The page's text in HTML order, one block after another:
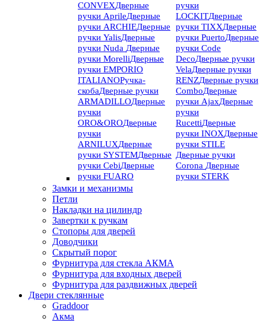
CONVEXДверные
ручки AprileДверные
ручки ARCHIEДверные
ручки YalisДверные
ручки Nuda Дверные
ручки MorelliДверные
ручки EMPORIO
ITALIANOРучка-
скобаДверные ручки
ARMADILLOДверные
ручки
ORO&OROДверные
ручки
ARNILUXДверные
ручки SYSTEMДверные
ручки CebiДверные
ручки FUARO
ручки
LOCKITДверные
ручки TIXXДверные
ручки PuertoДверные
ручки Code
DecoДверные ручки
VelaДверные ручки
RENZДверные ручки
ComboДверные
ручки AjaxДверные
ручки
RucettiДверные
ручки INOXДверные
ручки STILE
Дверные ручки
Corona Дверные
ручки STERK
Замки и механизмы
Петли
Накладки на цилиндр
Завертки к ручкам
Стопоры для дверей
Доводчики
Скрытый порог
Фурнитура для стекла АКМА
Фурнитура для входных дверей
Фурнитура для раздвижных дверей
Двери стеклянные
Graddoor
Акма